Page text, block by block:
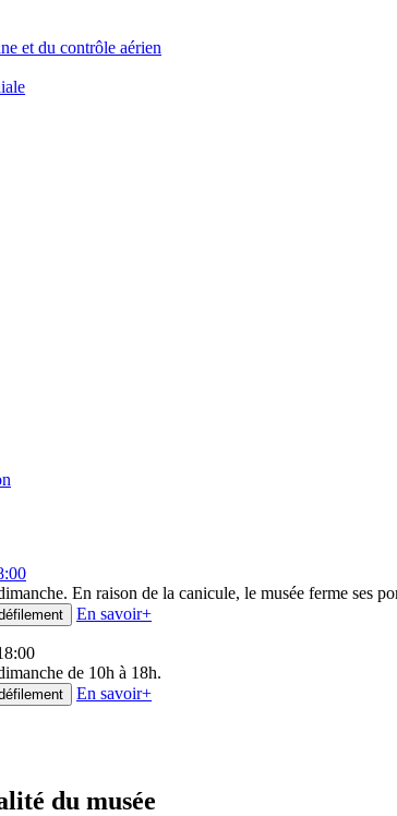
et du contrôle aérien
En raison de la canicule, le musée ferme ses
En savoir+
de 10h à 18h.
En savoir+
du musée